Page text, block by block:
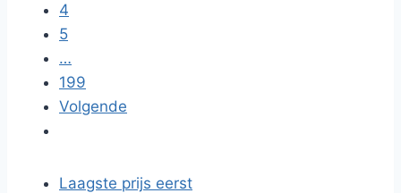
4
5
…
199
Volgende
Laagste prijs eerst